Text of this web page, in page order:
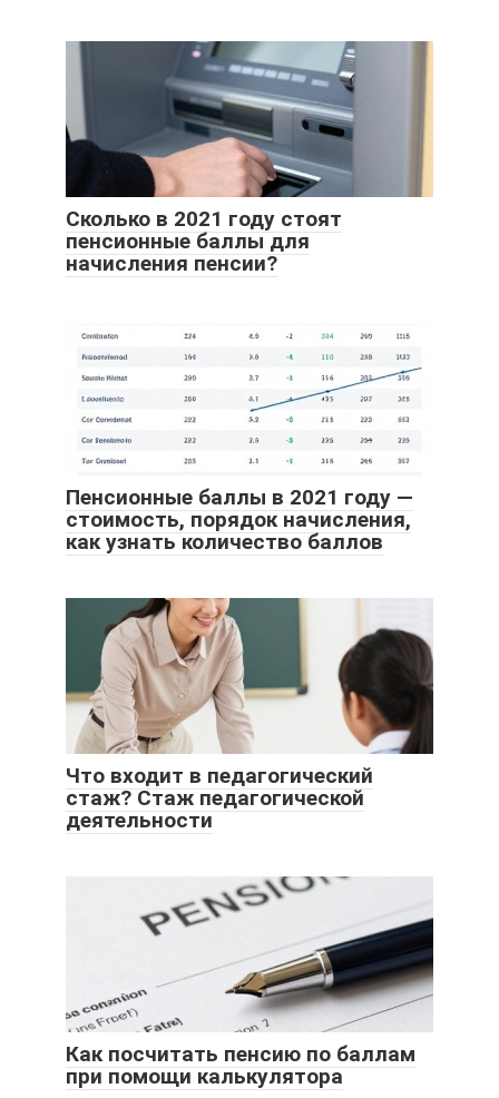
Сколько в 2021 году стоят
пенсионные баллы для
начисления пенсии?
Пенсионные баллы в 2021 году —
стоимость, порядок начисления,
как узнать количество баллов
Что входит в педагогический
стаж? Стаж педагогической
деятельности
Как посчитать пенсию по баллам
при помощи калькулятора